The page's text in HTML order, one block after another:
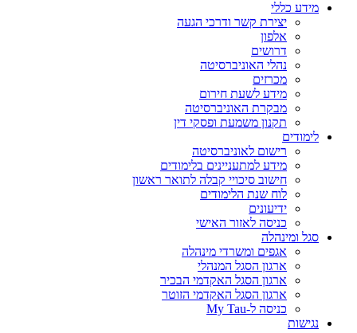
מידע כללי
יצירת קשר ודרכי הגעה
אלפון
דרושים
נהלי האוניברסיטה
מכרזים
מידע לשעת חירום
מבקרת האוניברסיטה
תקנון משמעת ופסקי דין
לימודים
רישום לאוניברסיטה
מידע למתעניינים בלימודים
חישוב סיכויי קבלה לתואר ראשון
לוח שנת הלימודים
ידיעונים
כניסה לאזור האישי
סגל ומינהלה
אגפים ומשרדי מינהלה
ארגון הסגל המנהלי
ארגון הסגל האקדמי הבכיר
ארגון הסגל האקדמי הזוטר
כניסה ל-My Tau
נגישות